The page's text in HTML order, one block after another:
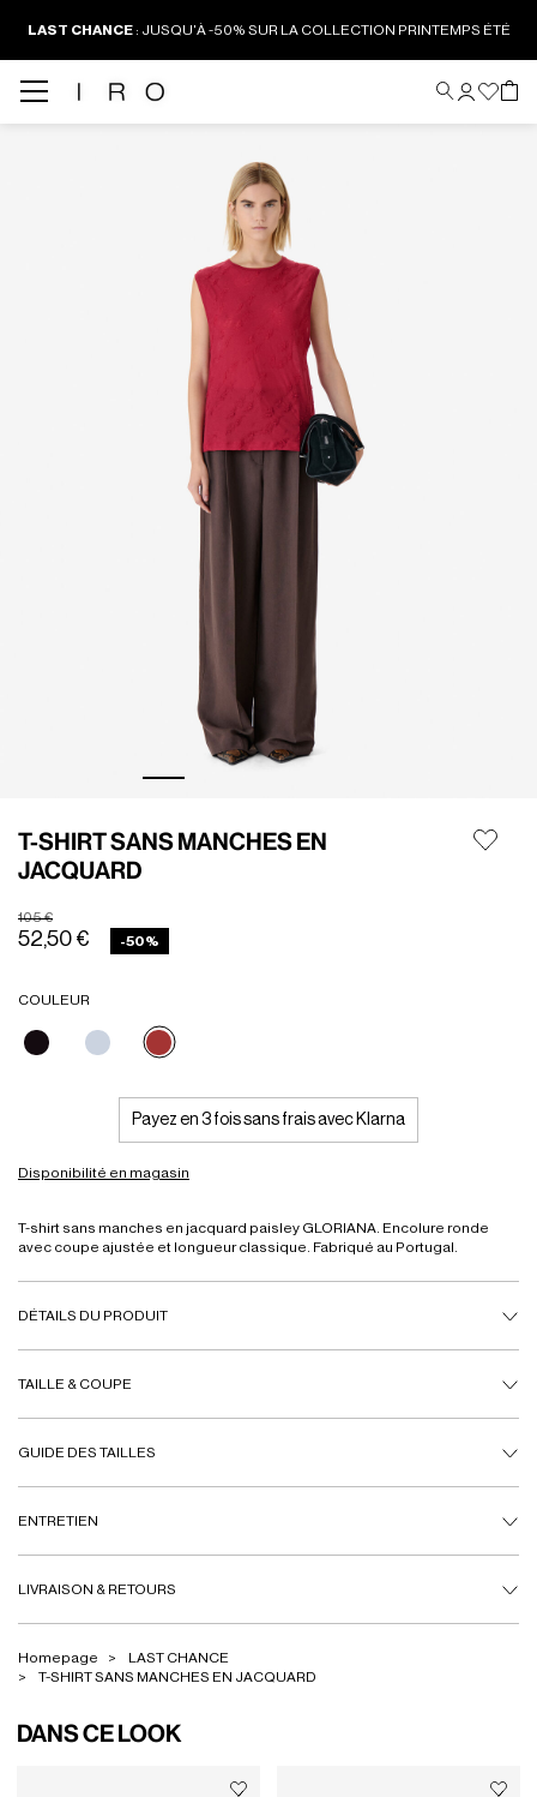
LAST CHANCE: JUSQU'À -50% SUR LA COLLECTION PRINTEMPS ÉTÉ
T-SHIRT SANS MANCHES EN
JACQUARD
Prix réduit de
105 €à
52,50 € -50%
COULEUR
Sélectionné
Payez en 3 fois sans frais avec Klarna
Disponibilité en magasin
T-shirt sans manches en jacquard paisley GLORIANA. Encolure ronde
avec coupe ajustée et longueur classique. Fabriqué au Portugal.
DÉTAILS DU PRODUIT
TAILLE & COUPE
GUIDE DES TAILLES
ENTRETIEN
LIVRAISON & RETOURS
Homepage
LAST CHANCE
T-SHIRT SANS MANCHES EN JACQUARD
DANS CE LOOK